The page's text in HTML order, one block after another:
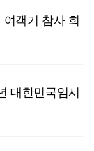
객기 참사 희
대한민국임시